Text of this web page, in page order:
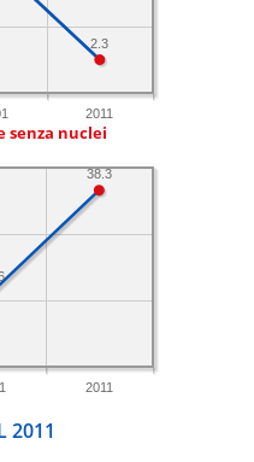
2011
2.3
senza nuclei
2011
38.3
2011